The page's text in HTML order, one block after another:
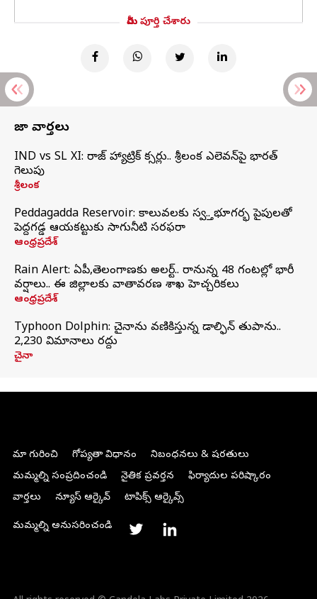
మీరు పూర్తి చేశారు
తాజా వార్తలు
IND vs SL XI: సిరాజ్‌ హ్యాట్రిక్‌ సిక్సర్లు.. శ్రీలంక ఎలెవన్‌పై భారత్‌
గెలుపు
శ్రీలంక
Peddagadda Reservoir: కాలువలకు స్వస్తి.. భూగర్భ పైపులతో
పెద్దగడ్డ ఆయకట్టుకు సాగునీటి సరఫరా
ఆంధ్రప్రదేశ్
Rain Alert: ఏపీ,తెలంగాణకు అలర్ట్.. రానున్న 48 గంటల్లో భారీ
వర్షాలు.. ఈ జిల్లాలకు వాతావరణ శాఖ హెచ్చరికలు
ఆంధ్రప్రదేశ్
Typhoon Dolphin: చైనాను వణికిస్తున్న డాల్ఫిన్‌ తుపాను..
2,230 విమానాలు రద్దు
చైనా
మా గురించి గోప్యతా విధానం
నిబంధనలు & షరతులు
మమ్మల్ని సంప్రదించండి
నైతిక ప్రవర్తన
ఫిర్యాదుల పరిష్కారం
వార్తలు
న్యూస్ ఆర్కైవ్ టాపిక్స్ ఆర్కైవ్స్
మమ్మల్ని అనుసరించండి